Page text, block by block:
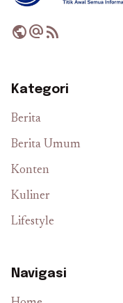
publicalternate_emailrss_feed
Kategori
Berita
Berita Umum
Konten
Kuliner
Lifestyle
Navigasi